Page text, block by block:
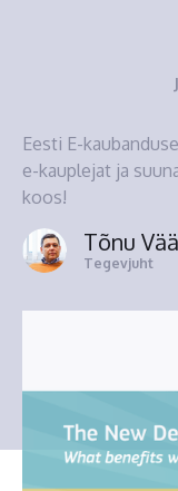
Eesti E-
e-kauplejat ja
koos!
Tõnu
Tegevjuht